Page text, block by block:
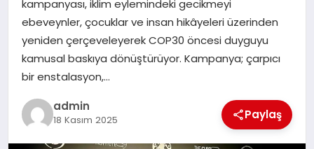
YAŞAM
kampanyası, iklim eylemindeki gecikmeyi
ebeveynler, çocuklar ve insan hikâyeleri üzerinden
yeniden çerçeveleyerek COP30 öncesi duyguyu
kamusal baskıya dönüştürüyor. Kampanya; çarpıcı
bir enstalasyon,…
admin
18 Kasım 2025 Paylaş